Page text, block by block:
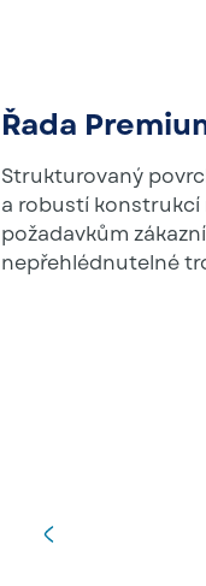
Řada
Strukturovaný
a robustí konstrukcí
požadavkům
nepřehlédnutelné